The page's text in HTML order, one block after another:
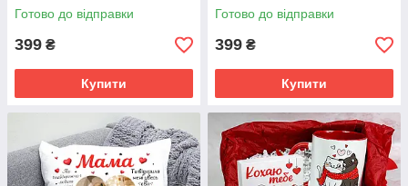
Готово до відправки
399 ₴
Купити
Готово до відправки
399 ₴
Купити